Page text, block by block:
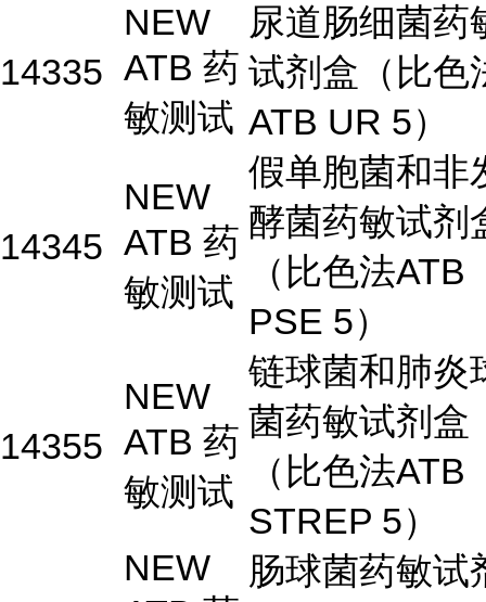
14335
NEW
ATB 药
敏测试
尿道肠细菌药
试剂盒（比色
ATB UR 5）
14345
NEW
ATB 药
敏测试
假单胞菌和非
酵菌药敏试剂
（比色法ATB
PSE 5）
14355
NEW
ATB 药
敏测试
链球菌和肺炎
菌药敏试剂盒
（比色法ATB
STREP 5）
NEW
肠球菌药敏试